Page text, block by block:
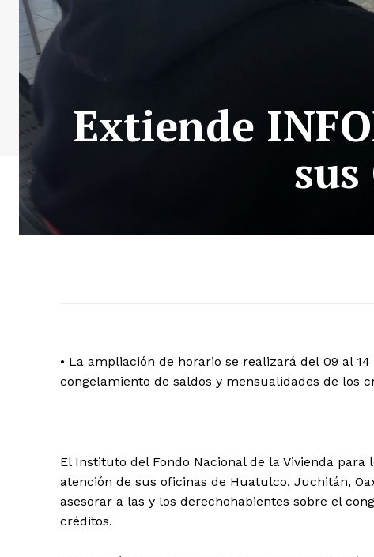
Extiende
• La ampliación de horario se realizará del 09 al
congelamiento de saldos y mensualidades de los
El Instituto del Fondo Nacional de la Vivienda
atención de sus oficinas de Huatulco, Juchitán,
asesorar a las y los derechohabientes sobre el
créditos.